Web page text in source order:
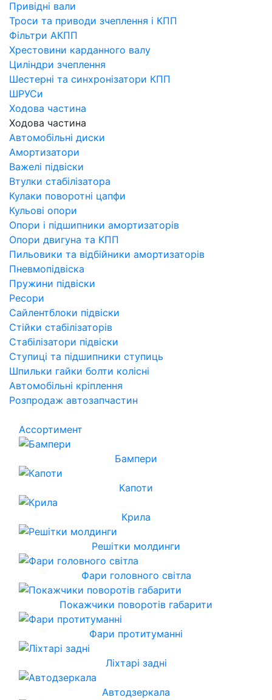
Привідні вали
Троси та приводи зчеплення і КПП
Фільтри АКПП
Хрестовини карданного валу
Циліндри зчеплення
Шестерні та синхронізатори КПП
ШРУСи
Ходова частина
Ходова частина
Автомобільні диски
Амортизатори
Важелі підвіски
Втулки стабілізатора
Кулаки поворотні цапфи
Кульові опори
Опори і підшипники амортизаторів
Опори двигуна та КПП
Пильовики та відбійники амортизаторів
Пневмопідвіска
Пружини підвіски
Ресори
Сайлентблоки підвіски
Стійки стабілізаторів
Стабілізатори підвіски
Ступиці та підшипники ступиць
Шпильки гайки болти колісні
Автомобільні кріплення
Розпродаж автозапчастин
Ассортимент
Бампери
Капоти
Крила
Решітки молдинги
Фари головного світла
Покажчики поворотів габарити
Фари протитуманні
Ліхтарі задні
Автодзеркала